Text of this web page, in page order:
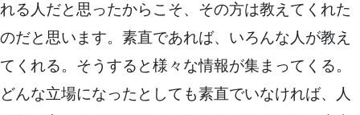
れる人だと思ったからこそ、その方は教えてくれた
のだと思います。素直であれば、いろんな人が教え
てくれる。そうすると様々な情報が集まってくる。
どんな立場になったとしても素直でいなければ、人